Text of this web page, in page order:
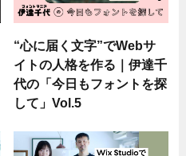
“心に届く文字”でWebサ
イトの人格を作る｜伊達千
代の「今日もフォントを探
して」Vol.5